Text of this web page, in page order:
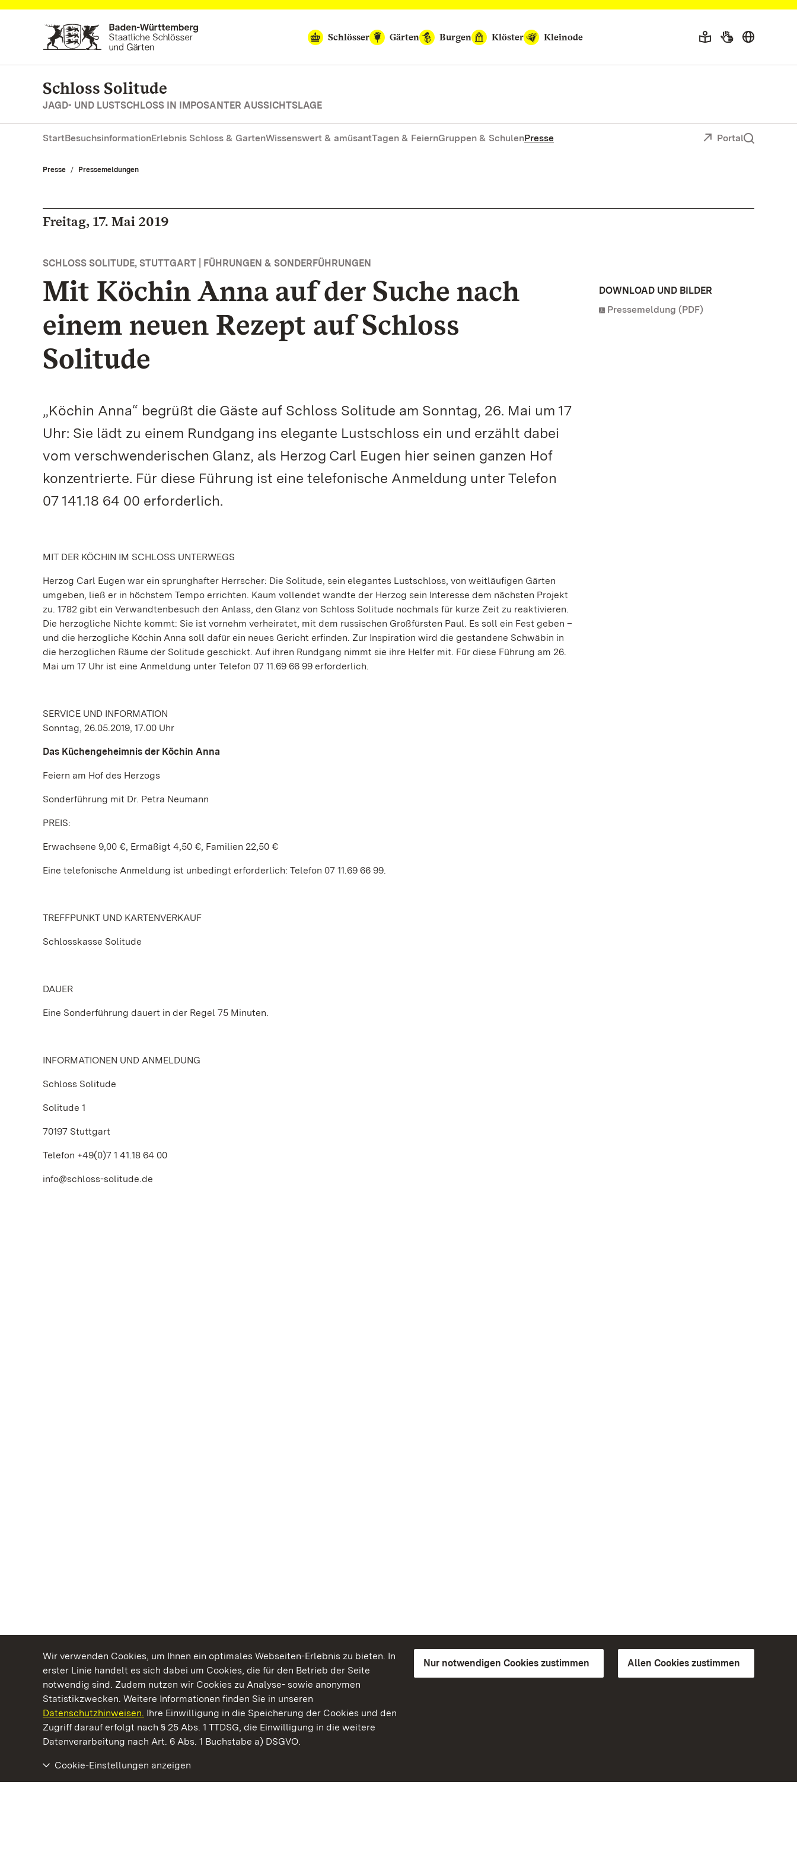
Wir verwenden Cookies, um Ihnen ein optimales Webseiten-Erlebnis zu bieten. In
erster Linie handelt es sich dabei um Cookies, die für den Betrieb der Seite
notwendig sind. Zudem nutzen wir Cookies zu Analyse- sowie anonymen
Statistikzwecken. Weitere Informationen finden Sie in unseren
Datenschutzhinweisen. Ihre Einwilligung in die Speicherung der Cookies und den
Zugriff darauf erfolgt nach § 25 Abs. 1 TTDSG, die Einwilligung in die weitere
Datenverarbeitung nach Art. 6 Abs. 1 Buchstabe a) DSGVO.
Nur notwendigen Cookies zustimmen Allen Cookies zustimmen
Cookie-Einstellungen anzeigen
Zum Hauptinhalt springen
Schlösser
Gärten Burgen Klöster Kleinode
Schloss Solitude
JAGD- UND LUSTSCHLOSS IN IMPOSANTER AUSSICHTSLAGE
StartBesuchsinformationErlebnis Schloss & GartenWissenswert & amüsantTagen & FeiernGruppen & SchulenPresse Portal
Presse Pressemeldungen
Freitag, 17. Mai 2019
SCHLOSS SOLITUDE, STUTTGART | FÜHRUNGEN & SONDERFÜHRUNGEN
Mit Köchin Anna auf der Suche nach
einem neuen Rezept auf Schloss
Solitude
„Köchin Anna“ begrüßt die Gäste auf Schloss Solitude am Sonntag, 26. Mai um 17
Uhr: Sie lädt zu einem Rundgang ins elegante Lustschloss ein und erzählt dabei
vom verschwenderischen Glanz, als Herzog Carl Eugen hier seinen ganzen Hof
konzentrierte. Für diese Führung ist eine telefonische Anmeldung unter Telefon
07 141.18 64 00 erforderlich.
MIT DER KÖCHIN IM SCHLOSS UNTERWEGS
Herzog Carl Eugen war ein sprunghafter Herrscher: Die Solitude, sein elegantes Lustschloss, von weitläufigen Gärten
umgeben, ließ er in höchstem Tempo errichten. Kaum vollendet wandte der Herzog sein Interesse dem nächsten Projekt
zu. 1782 gibt ein Verwandtenbesuch den Anlass, den Glanz von Schloss Solitude nochmals für kurze Zeit zu reaktivieren.
Die herzogliche Nichte kommt: Sie ist vornehm verheiratet, mit dem russischen Großfürsten Paul. Es soll ein Fest geben –
und die herzogliche Köchin Anna soll dafür ein neues Gericht erfinden. Zur Inspiration wird die gestandene Schwäbin in
die herzoglichen Räume der Solitude geschickt. Auf ihren Rundgang nimmt sie ihre Helfer mit. Für diese Führung am 26.
Mai um 17 Uhr ist eine Anmeldung unter Telefon 07 11.69 66 99 erforderlich.
SERVICE UND INFORMATION
Sonntag, 26.05.2019, 17.00 Uhr
Das Küchengeheimnis der Köchin Anna
Feiern am Hof des Herzogs
Sonderführung mit Dr. Petra Neumann
PREIS:
Erwachsene 9,00 €, Ermäßigt 4,50 €, Familien 22,50 €
Eine telefonische Anmeldung ist unbedingt erforderlich: Telefon 07 11.69 66 99.
TREFFPUNKT UND KARTENVERKAUF
Schlosskasse Solitude
DAUER
Eine Sonderführung dauert in der Regel 75 Minuten.
INFORMATIONEN UND ANMELDUNG
Schloss Solitude
Solitude 1
70197 Stuttgart
Telefon +49(0)7 1 41.18 64 00
info@schloss-solitude.de
DOWNLOAD UND BILDER
Pressemeldung (PDF)
Kommen. Staunen. Genießen.